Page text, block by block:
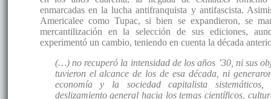
enmarcadas en la lucha antifranquista y antifascista.
Americalee como Tupac, si bien se expandieron, se
mercantilización en la selección de sus ediciones,
experimentó un cambio, teniendo en cuenta la década
(…) no recuperó la intensidad de los años ’30, ni sus
tuvieron el alcance de los de esa década, ni
economía y la sociedad capitalista sistemáticos,
deslizamiento general hacia los temas científicos,